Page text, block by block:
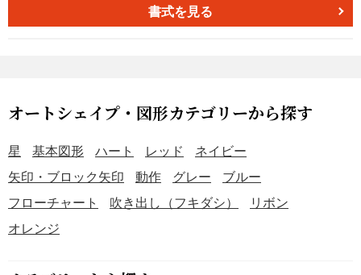
から専門的なプレゼンテーションまで、内容に合わせた最
適な表現が可能です。またネイビー色は多くの場面で適応
書式を見る
オートシェイプ・図形カテゴリーから探す
星 基本図形 ハート レッド
ネイビー
矢印・ブロック矢印
動作 グレー
ブルー
フローチャート
吹き出し（フキダシ）
リボン
オレンジ